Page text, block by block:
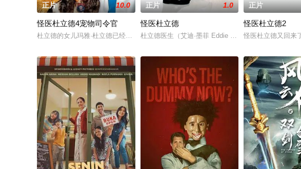
正片 10.0
怪医杜立德4宠物司令官
杜立德的女儿玛雅·杜立德已经长大成人，到了青春期，母亲将她送往道奇农场渡过夏天
正片 1.0
怪医杜立德
杜立德医生（艾迪·墨菲 Eddie Murphy饰）拥有一个
正片
怪医杜立德2
怪医杜立德又回来